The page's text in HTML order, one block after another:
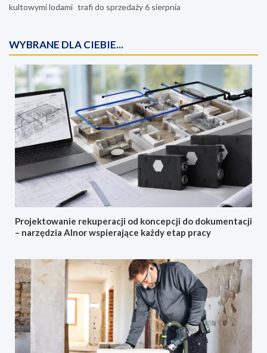
kultowymi lodami trafi do sprzedaży 6 sierpnia
WYBRANE DLA CIEBIE...
Projektowanie rekuperacji od koncepcji do dokumentacji
– narzędzia Alnor wspierające każdy etap pracy